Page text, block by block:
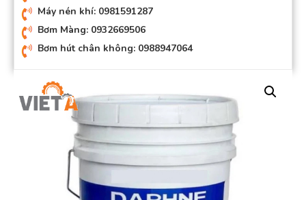
Máy nén khí: 0981591287
Bơm Màng: 0932669506
Bơm hút chân không: 0988947064